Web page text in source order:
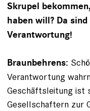
Skrupel
haben will? Da
Verantwortung!
Braunbehrens:
Verantwortung
Geschäftsleitung ist
Gesellschaftern zur